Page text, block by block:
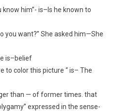
him”- is–Is he known to
you want?” She asked him—She
is–belief
to color this picture “ is– The
than — of former times. that
expressed in the sense-